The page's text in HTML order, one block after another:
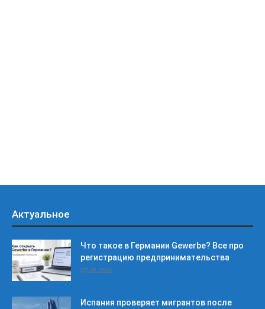
Актуальное
Что такое в Германии Gewerbe? Все про
регистрацию предпринимательства
07.08.2026
Испания проверяет мигрантов после